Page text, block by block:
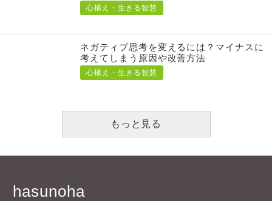
心構え・生きる智慧
ネガティブ思考を変えるには？マイナスに
考えてしまう原因や改善方法
心構え・生きる智慧
もっと見る
hasunoha